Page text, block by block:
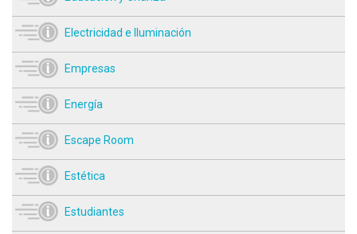
Electricidad e Iluminación
Empresas
Energía
Escape Room
Estética
Estudiantes